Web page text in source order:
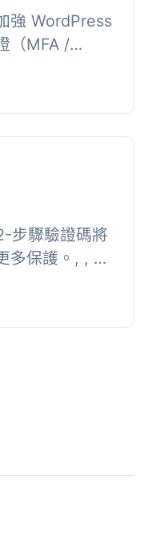
強 WordPress
（MFA /
入。, , - 支援
步驟驗證碼將
多保護。, , 允
掛後創建 2-